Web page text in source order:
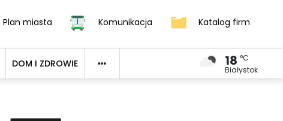
Plan miasta Komunikacja Katalog firm
DOM I ZDROWIE 18 °C
Białystok